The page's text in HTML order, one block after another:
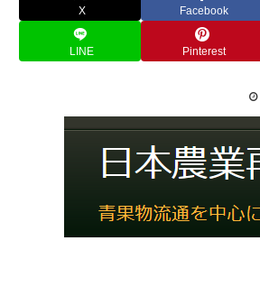
X Facebook
LINE Pinterest